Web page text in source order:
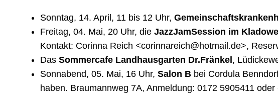
Sonntag, 14. April , 11 bis 12 Uhr,
Freitag, 04. Mai, 20 Uhr, die JazzJamSession im
Kontakt: Corinna Reich <corinnareich@hotmail.de>,
Das Sommercafe Landhausgarten Dr.Fränkel ,
Sonnabend, 05. Mai, 16 Uhr, Salon B bei Cordula
haben. Braumannweg 7A, Anmeldung: 0172 5905411 oder